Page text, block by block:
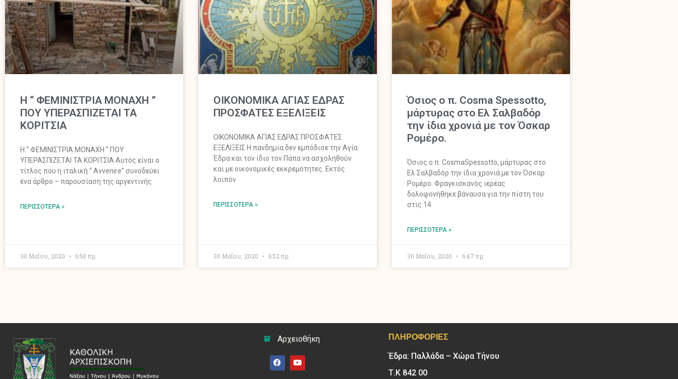
Η “ ΦΕΜΙΝΙΣΤΡΙΑ ΜΟΝΑΧΗ ”
ΠΟΥ ΥΠΕΡΑΣΠΙΖΕΤΑΙ ΤΑ
ΚΟΡΙΤΣΙΑ
Η “ ΦΕΜΙΝΙΣΤΡΙΑ ΜΟΝΑΧΗ ” ΠΟΥ
ΥΠΕΡΑΣΠΙΖΕΤΑΙ ΤΑ ΚΟΡΙΤΣΙΑ Αυτός είναι ο
τίτλος που η ιταλική “ Avvenire” συνοδεύει
ένα άρθρο – παρουσίαση της αργεντινής
ΠΕΡΙΣΣΌΤΕΡΑ »
30 Μαΐου, 2020 6:58 πμ
OIKONOMIKA ΑΓΙΑΣ ΕΔΡΑΣ
ΠΡΟΣΦΑΤΕΣ ΕΞΕΛΙΞΕΙΣ
OIKONOMIKA ΑΓΙΑΣ ΕΔΡΑΣ ΠΡΟΣΦΑΤΕΣ
ΕΞΕΛΙΞΕΙΣ Η πανδημία δεν εμπόδισε την Αγία
Έδρα και τον ίδιο τον Πάπα να ασχοληθούν
και με οικονομικές εκκρεμότητες. Εκτός
λοιπόν
ΠΕΡΙΣΣΌΤΕΡΑ »
30 Μαΐου, 2020 6:52 πμ
Όσιος ο π. Cosma Spessotto,
μάρτυρας στο Ελ Σαλβαδόρ
την ίδια χρονιά με τον Όσκαρ
Ρομέρο.
Όσιος ο π. CosmaSpessotto, μάρτυρας στο
Ελ Σαλβαδόρ την ίδια χρονιά με τον Όσκαρ
Ρομέρο. Φραγκισκανός ιερέας
δολοφονήθηκε βάναυσα για την πίστη του
στις 14
ΠΕΡΙΣΣΌΤΕΡΑ »
30 Μαΐου, 2020 6:47 πμ
Αρχειοθήκη
ΠΛΗΡΟΦΟΡΊΕΣ
Έδρα: Παλλάδα – Χώρα Τήνου
Τ.Κ 842 00